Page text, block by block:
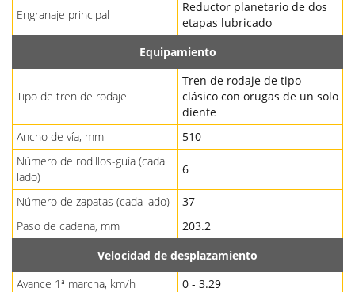
Engranaje principal
Reductor planetario de dos
etapas lubricado
Equipamiento
Tipo de tren de rodaje
Tren de rodaje de tipo
clásico con orugas de un solo
diente
Ancho de vía, mm
510
Número de rodillos-guía (cada
lado)
6
Número de zapatas (cada lado)
37
Paso de cadena, mm
203.2
Velocidad de desplazamiento
Avance 1ª marcha, km/h
0 - 3.29